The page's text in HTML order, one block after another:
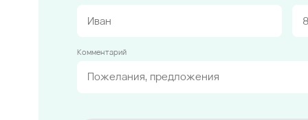
Комментарий